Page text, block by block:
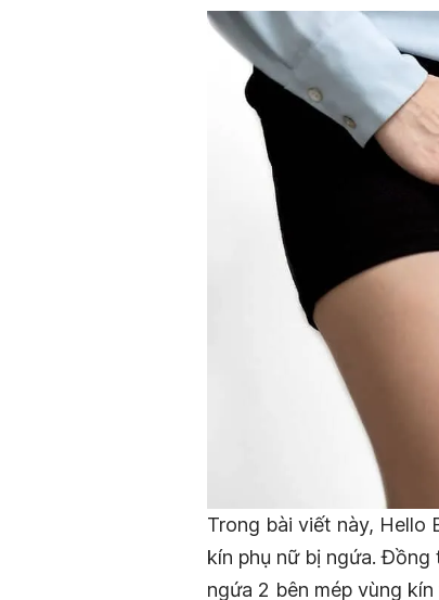
Trong bài viết này, Hello
kín phụ nữ bị ngứa.
ngứa 2 bên mép vùng